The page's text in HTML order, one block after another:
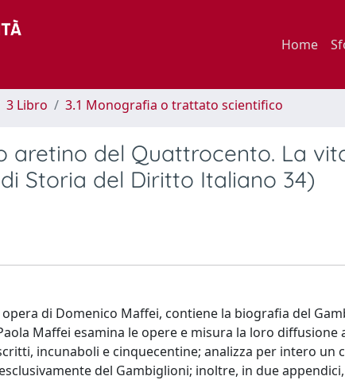
Home
3 Libro 3.1 Monografia o trattato scientifico
aretino del Quattrocento. La
Storia del Diritto Italiano 34)
di Domenico Maffei, contiene la biografia del
Maffei esamina le opere e misura la loro diffusione
incunaboli e cinquecentine; analizza per intero un
del Gambiglioni; inoltre, in due